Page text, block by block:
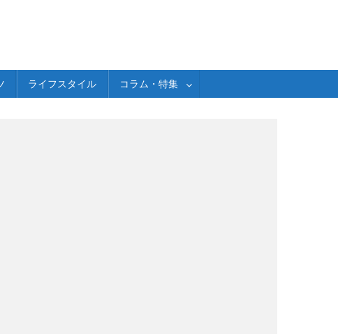
ライフスタイル コラム・特集